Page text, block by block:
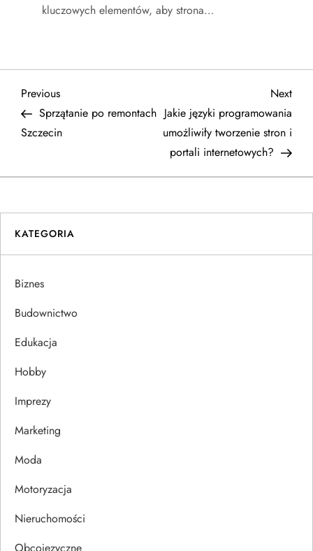
kluczowych elementów, aby strona…
N
a
g
a
c
j
a
w
p
i
s
u
Previous
Post
Previous
Sprzątanie po remontach
Szczecin
Next
Next
Jakie języki programowania
umożliwiły tworzenie stron i
portali internetowych?
KATEGORIA
Biznes
Budownictwo
Edukacja
Hobby
Imprezy
Marketing
Moda
Motoryzacja
Nieruchomości